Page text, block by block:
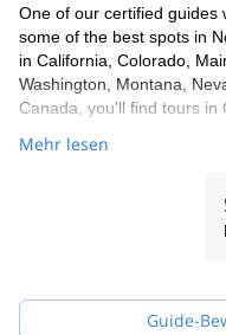
One of our certified guides
some of the best spots in
in California, Colorado,
Washington, Montana,
Canada, you'll find tours in
Mehr lesen
Guide-